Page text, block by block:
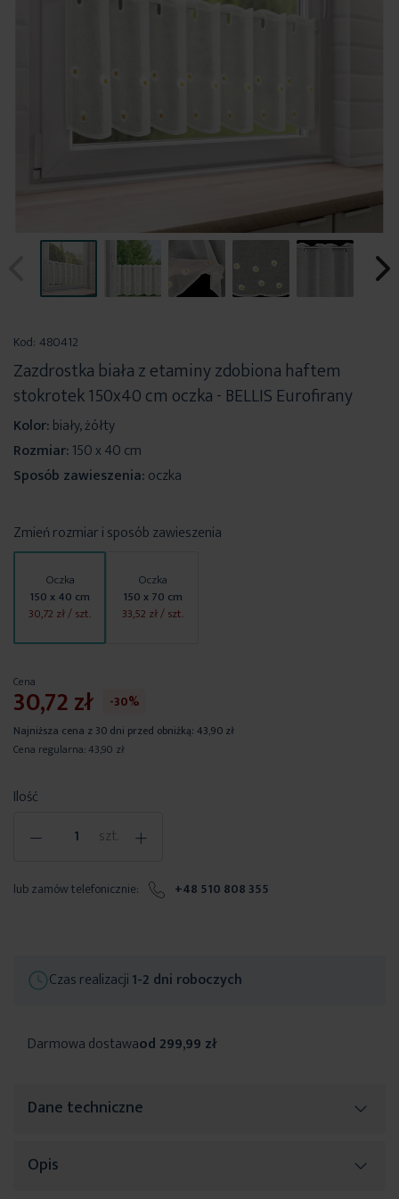
początek
galerii
Kod: 480412
Zazdrostka biała z etaminy zdobiona haftem
stokrotek 150x40 cm oczka - BELLIS Eurofirany
Kolor:biały, żółty
Rozmiar:150 x 40 cm
Sposób zawieszenia:oczka
Zmień rozmiar i sposób zawieszenia
Oczka
150 x 40 cm
30,72 zł/ szt.
Oczka
150 x 70 cm
33,52 zł/ szt.
Ilość
- szt. +
Cena
30,72 zł -30%
Najniższa cena z 30 dni przed obniżką: 43,90 zł
Cena regularna: 43,90 zł
lub zamów telefonicznie: +48 510 808 355
Czas realizacji1-2 dni roboczych
Darmowa dostawaod 299,99 zł
Dane techniczne
Więcej
SKU
Opis